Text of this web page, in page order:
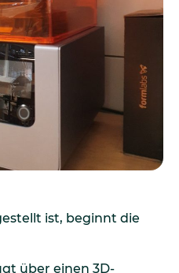
ist, beginnt die
über einen 3D-